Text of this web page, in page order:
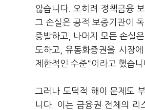
않습니다. 오히려 정책금융
그 손실은 공적 보증기관이
증발하고, 나머지 모든 손실
도하고, 유동화증권을 시장
제한적인 수준"이라고 했습니
그러나 도덕적 해이 문제도
니다. 이는 금융권 전체의 리